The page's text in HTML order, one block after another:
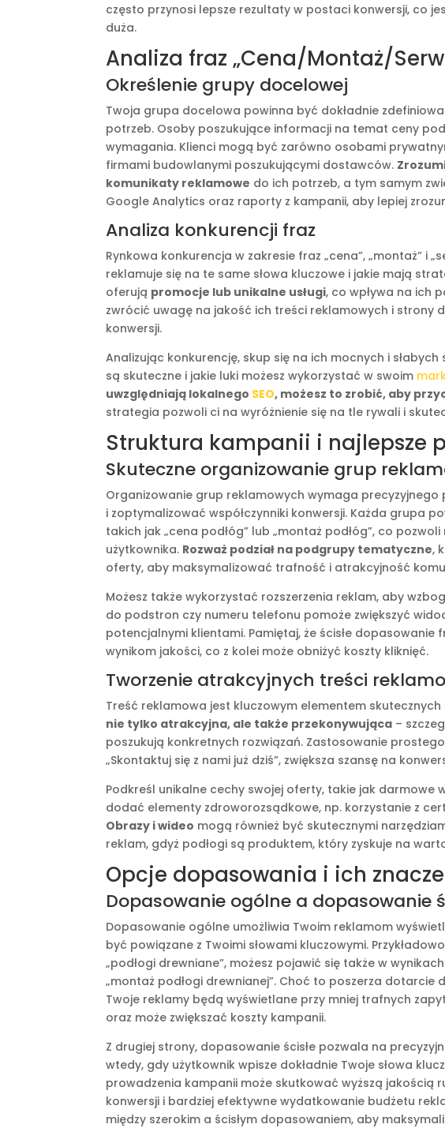
często przynosi lepsze rezultaty w postaci konwersji, co
duża.
Analiza fraz „Cena/Montaż/
Określenie grupy docelowej
Twoja grupa docelowa powinna być dokładnie
potrzeb. Osoby poszukujące informacji na temat ceny
wymagania. Klienci mogą być zarówno osobami
firmami budowlanymi poszukującymi dostawców.
komunikaty reklamowe do ich potrzeb, a tym samym
Google Analytics oraz raporty z kampanii, aby lepiej
Analiza konkurencji fraz
Rynkowa konkurencja w zakresie fraz „cena”, „montaż” i
reklamuje się na te same słowa kluczowe i jakie mają
oferują promocje lub unikalne usługi, co wpływa na ich
zwrócić uwagę na jakość ich treści reklamowych i strony
konwersji.
Analizując konkurencję, skup się na ich mocnych i
są skuteczne i jakie luki możesz wykorzystać w swoim
uwzględniają lokalnego SEO, możesz to zrobić, aby
strategia pozwoli ci na wyróżnienie się na tle rywali i
Struktura kampanii i najlepsze
Skuteczne organizowanie grup
Organizowanie grup reklamowych wymaga
i zoptymalizować współczynniki konwersji. Każda grupa
takich jak „cena podłóg” lub „montaż podłóg”, co
użytkownika. Rozważ podział na podgrupy tematyczne,
oferty, aby maksymalizować trafność i atrakcyjność
Możesz także wykorzystać rozszerzenia reklam, aby
do podstron czy numeru telefonu pomoże zwiększyć
potencjalnymi klientami. Pamiętaj, że ścisłe
wynikom jakości, co z kolei może obniżyć koszty kliknięć.
Tworzenie atrakcyjnych treści
Treść reklamowa jest kluczowym elementem
nie tylko atrakcyjna, ale także przekonywująca –
poszukują konkretnych rozwiązań. Zastosowanie
„Skontaktuj się z nami już dziś”, zwiększa szansę na
Podkreśl unikalne cechy swojej oferty, takie jak darmowe
dodać elementy zdroworozsądkowe, np. korzystanie z
Obrazy i wideo mogą również być skutecznymi
reklam, gdyż podłogi są produktem, który zyskuje na
Opcje dopasowania i ich
Dopasowanie ogólne a dopasowanie
Dopasowanie ogólne umożliwia Twoim reklamom
być powiązane z Twoimi słowami kluczowymi.
„podłogi drewniane”, możesz pojawić się także w
„montaż podłogi drewnianej”. Choć to poszerza dotarcie
Twoje reklamy będą wyświetlane przy mniej trafnych
oraz może zwiększać koszty kampanii.
Z drugiej strony, dopasowanie ścisłe pozwala na
wtedy, gdy użytkownik wpisze dokładnie Twoje słowa
prowadzenia kampanii może skutkować wyższą jakością
konwersji i bardziej efektywne wydatkowanie budżetu
między szerokim a ścisłym dopasowaniem, aby